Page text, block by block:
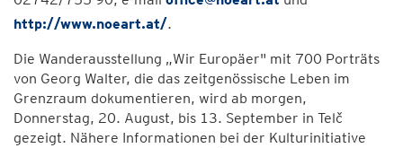
http://www.noeart.at/.
Die Wanderausstellung „Wir Europäer" mit 700 Porträts
von Georg Walter, die das zeitgenössische Leben im
Grenzraum dokumentieren, wird ab morgen,
Donnerstag, 20. August, bis 13. September in Telč
gezeigt. Nähere Informationen bei der Kulturinitiative